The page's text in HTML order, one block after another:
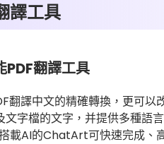
譯工具
翻譯工具
翻譯中文的精確轉換，更可
字檔的文字，并提供多種語
載AI的ChatArt可快速完成、